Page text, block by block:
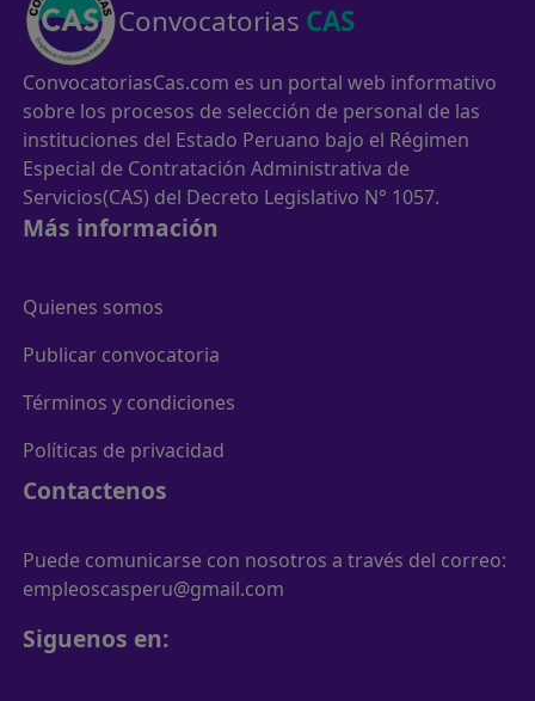
Convocatorias CAS
ConvocatoriasCas.com es un portal web informativo
sobre los procesos de selección de personal de las
instituciones del Estado Peruano bajo el Régimen
Especial de Contratación Administrativa de
Servicios(CAS) del Decreto Legislativo N° 1057.
Más información
Quienes somos
Publicar convocatoria
Términos y condiciones
Políticas de privacidad
Contactenos
Puede comunicarse con nosotros a través del correo:
empleoscasperu@gmail.com
Siguenos en: